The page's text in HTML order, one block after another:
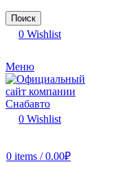
Поиск
0 Wishlist
Меню
0 Wishlist
0 items / 0.00₽